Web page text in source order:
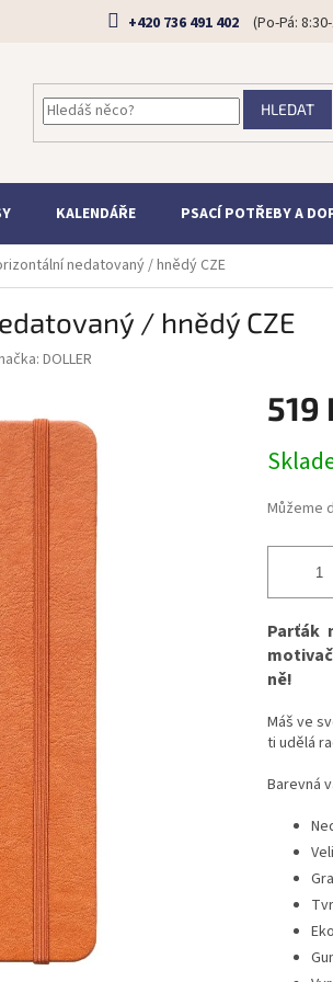
+420 736 491 402
HLEDAT
KALENDÁŘE PSACÍ POTŘEBY A
nedatovaný / hnědý CZE
/ hnědý CZE
DOLLER
519
cena:
Můžeme
Parťák
ně!
Máš ve
ti udělá
Barevná